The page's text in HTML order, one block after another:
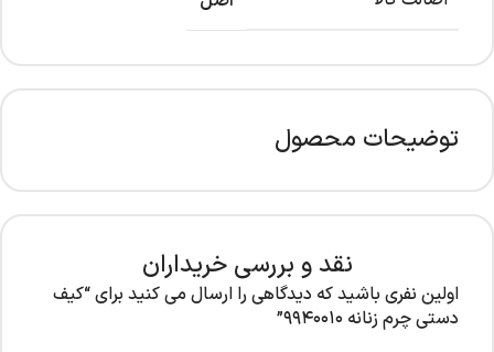
توضیحات محصول
نقد و بررسی خریداران
اولین نفری باشید که دیدگاهی را ارسال می کنید برای “کیف
دستی چرم زنانه ۹۹۴۰۰۱۰”